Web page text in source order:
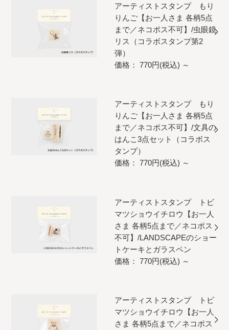
アーティストスタンプ もり
りんご【お一人さま 各柄5点
まで／ネコポス不可】/虫眼鏡
リス（コラボスタンプ第2
弾）
価格： 770円(税込) ～
アーティストスタンプ もり
りんご【お一人さま 各柄5点
まで／ネコポス不可】/文具の
はんこ3点セット（コラボス
タンプ）
価格： 770円(税込) ～
アーティストスタンプ トビ
マツショウイチロウ【お一人
さま 各柄5点まで／ネコポス
不可】/LANDSCAPEのショー
トケーキとガラスペン
価格： 770円(税込) ～
アーティストスタンプ トビ
マツショウイチロウ【お一人
さま 各柄5点まで／ネコポス